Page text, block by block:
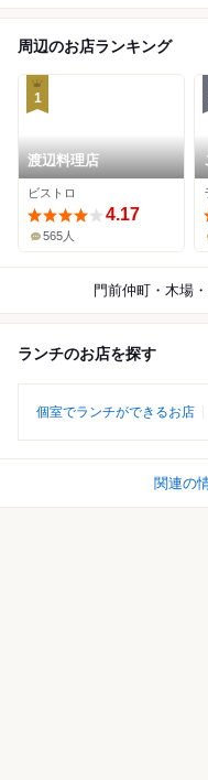
周辺のお店ランキング
1
渡辺料理店
ビストロ
4.17
565人
ランチのお店を探す
個室でランチができるお店
関連の